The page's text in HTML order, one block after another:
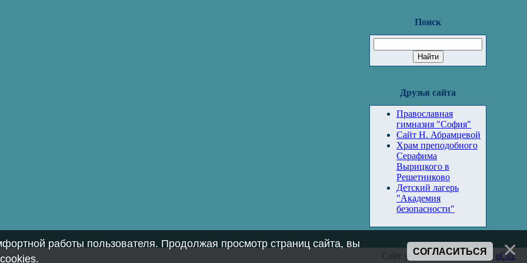
Поиск
Друзья сайта
Православная
гимназия "София"
Сайт Н. Абрамцевой
Храм преподобного
Серафима
Вырицкого в
Решетниково
Детский лагерь
"Академия
безопасности"
Сайт управляется системой uCoz
работы пользователя. Продолжая просмотр страниц сайта, вы
.
СОГЛАСИТЬСЯ